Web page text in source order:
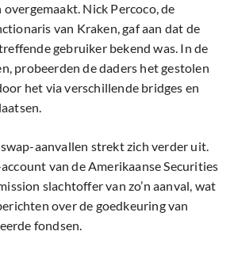
Nick Percoco, de
van Kraken, gaf aan dat de
gebruiker bekend was. In de
probeerden de daders het gestolen
het via verschillende bridges en
aanvallen strekt zich verder uit.
van de Amerikaanse Securities
slachtoffer van zo’n aanval, wat
over de goedkeuring van
fondsen.